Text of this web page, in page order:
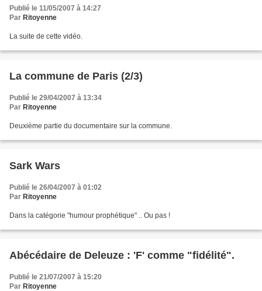
Publié le 11/05/2007 à 14:27
Par Ritoyenne
La suite de cette vidéo.
La commune de Paris (2/3)
Publié le 29/04/2007 à 13:34
Par Ritoyenne
Deuxième partie du documentaire sur la commune.
Sark Wars
Publié le 26/04/2007 à 01:02
Par Ritoyenne
Dans la catégorie "humour prophétique" .. Ou pas !
Abécédaire de Deleuze : 'F' comme "fidélité".
Publié le 21/07/2007 à 15:20
Par Ritoyenne